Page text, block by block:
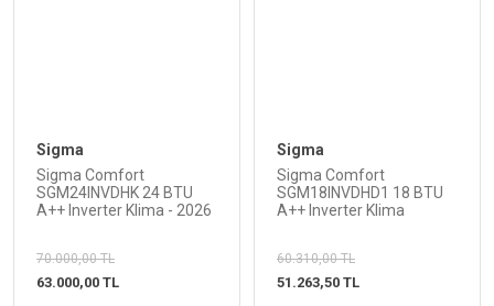
Sigma
Sigma Comfort
SGM24INVDHK 24 BTU
A++ Inverter Klima - 2026
70.000,00 TL
63.000,00 TL
Sigma
Sigma Comfort
SGM18INVDHD1 18 BTU
A++ Inverter Klima
60.310,00 TL
51.263,50 TL